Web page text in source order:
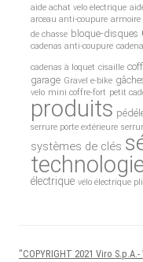
aide achat velo electrique
arceau anti-coupure armoire
de chasse bloque-disques
cadenas anti-coupure
cadenas à loquet cisaille
garage Gravel e-bike
velo mini coffre-fort petit
produits
serrure porte extérieure
systèmes de clés
électrique vélo électrique
"COPYRIGHT 2021 Viro